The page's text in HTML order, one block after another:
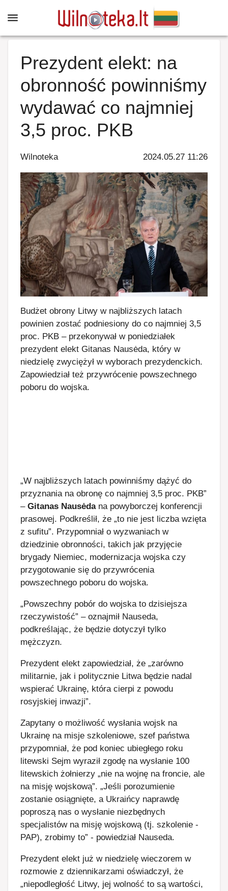
Prezydent elekt: na
obronność powinniśmy
wydawać co najmniej
3,5 proc. PKB
Wilnoteka 2024.05.27 11:26
Budżet obrony Litwy w najbliższych latach
powinien zostać podniesiony do co najmniej 3,5
proc. PKB – przekonywał w poniedziałek
prezydent elekt Gitanas Nausėda, który w
niedzielę zwyciężył w wyborach prezydenckich.
Zapowiedział też przywrócenie powszechnego
poboru do wojska.
„W najbliższych latach powinniśmy dążyć do
przyznania na obronę co najmniej 3,5 proc. PKB”
– Gitanas Nausėdana powyborczej konferencji
prasowej. Podkreślił, że „to nie jest liczba wzięta
z sufitu”. Przypomniał o wyzwaniach w
dziedzinie obronności, takich jak przyjęcie
brygady Niemiec, modernizacja wojska czy
przygotowanie się do przywrócenia
powszechnego poboru do wojska.
„Powszechny pobór do wojska to dzisiejsza
rzeczywistość” – oznajmił Nauseda,
podkreślając, że będzie dotyczył tylko
mężczyzn.
Prezydent elekt zapowiedział, że „zarówno
militarnie, jak i politycznie Litwa będzie nadal
wspierać Ukrainę, która cierpi z powodu
rosyjskiej inwazji”.
Zapytany o możliwość wysłania wojsk na
Ukrainę na misje szkoleniowe, szef państwa
przypomniał, że pod koniec ubiegłego roku
litewski Sejm wyraził zgodę na wysłanie 100
litewskich żołnierzy „nie na wojnę na froncie, ale
na misję wojskową”. „Jeśli porozumienie
zostanie osiągnięte, a Ukraińcy naprawdę
poproszą nas o wysłanie niezbędnych
specjalistów na misję wojskową (tj. szkolenie -
PAP), zrobimy to” - powiedział Nauseda.
Prezydent elekt już w niedzielę wieczorem w
rozmowie z dziennikarzami oświadczył, że
„niepodległość Litwy, jej wolność to są wartości,